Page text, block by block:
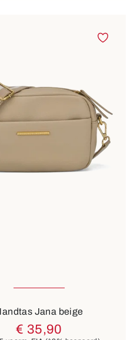
8 Kleuren
Jana beige
€ 35,90